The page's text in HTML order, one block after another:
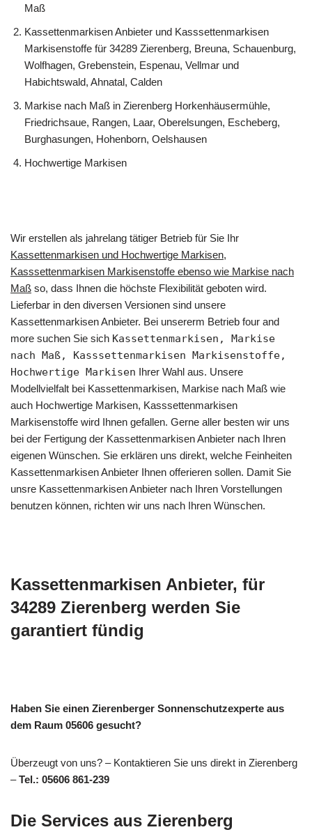
Maß
Kassettenmarkisen Anbieter und Kasssettenmarkisen
Markisenstoffe für 34289 Zierenberg, Breuna, Schauenburg,
Wolfhagen, Grebenstein, Espenau, Vellmar und
Habichtswald, Ahnatal, Calden
Markise nach Maß in Zierenberg Horkenhäusermühle,
Friedrichsaue, Rangen, Laar, Oberelsungen, Escheberg,
Burghasungen, Hohenborn, Oelshausen
Hochwertige Markisen
Wir erstellen als jahrelang tätiger Betrieb für Sie Ihr
Kassettenmarkisen und Hochwertige Markisen,
Kasssettenmarkisen Markisenstoffe ebenso wie Markise nach
Maß so, dass Ihnen die höchste Flexibilität geboten wird.
Lieferbar in den diversen Versionen sind unsere
Kassettenmarkisen Anbieter. Bei unsererm Betrieb four and
more suchen Sie sich Kassettenmarkisen, Markise
nach Maß, Kasssettenmarkisen Markisenstoffe,
Hochwertige Markisen Ihrer Wahl aus. Unsere
Modellvielfalt bei Kassettenmarkisen, Markise nach Maß wie
auch Hochwertige Markisen, Kasssettenmarkisen
Markisenstoffe wird Ihnen gefallen. Gerne aller besten wir uns
bei der Fertigung der Kassettenmarkisen Anbieter nach Ihren
eigenen Wünschen. Sie erklären uns direkt, welche Feinheiten
Kassettenmarkisen Anbieter Ihnen offerieren sollen. Damit Sie
unsre Kassettenmarkisen Anbieter nach Ihren Vorstellungen
benutzen können, richten wir uns nach Ihren Wünschen.
Kassettenmarkisen Anbieter, für
34289 Zierenberg werden Sie
garantiert fündig
Haben Sie einen Zierenberger Sonnenschutzexperte aus
dem Raum 05606 gesucht?
Überzeugt von uns? – Kontaktieren Sie uns direkt in Zierenberg
–Tel.: 05606 861-239
Die Services aus Zierenberg